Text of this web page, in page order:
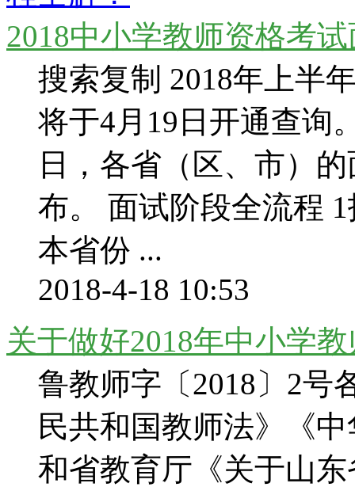
2018中小学教师资格考
搜索复制 2018年上半
将于4月19日开通查询
日，各省（区、市）
布。 面试阶段全流程
本省份 ...
2018-4-18 10:53
关于做好2018年中小学
鲁教师字〔2018〕2
民共和国教师法》《
和省教育厅《关于山